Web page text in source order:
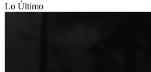
Lo Último